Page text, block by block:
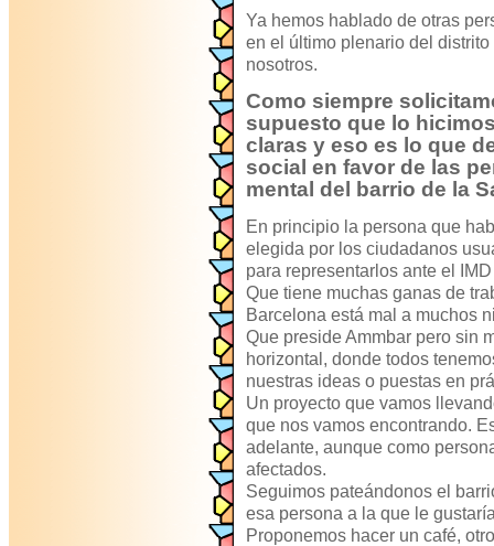
Ya hemos hablado de otras
en el último plenario del
nosotros.
Como siempre
supuesto que lo
claras y eso es lo que
social en favor de las
mental del barrio de la
En principio la persona que
elegida por los ciudadanos
para representarlos ante el
Que tiene muchas ganas de
Barcelona está mal a muchos
Que preside Ammbar pero sin
horizontal, donde todos
nuestras ideas o puestas en
Un proyecto que vamos
que nos vamos encontrando.
adelante, aunque como
afectados.
Seguimos pateándonos el
esa persona a la que le
Proponemos hacer un café,